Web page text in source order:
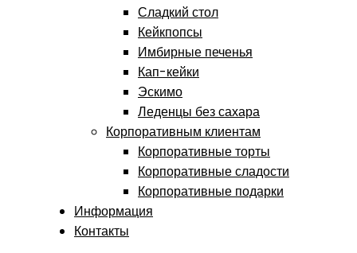
Сладкий стол
Кейкпопсы
Имбирные печенья
Кап-кейки
Эскимо
Леденцы без сахара
Корпоративным клиентам
Корпоративные торты
Корпоративные сладости
Корпоративные подарки
Информация
Контакты